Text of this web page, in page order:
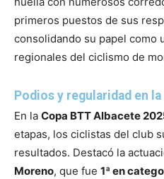
primeros puestos de sus
consolidando su papel como
regionales del ciclismo de
Podios y regularidad en
En la Copa BTT Albacete
etapas, los ciclistas del club
resultados. Destacó la
Moreno, que fue 1ª en